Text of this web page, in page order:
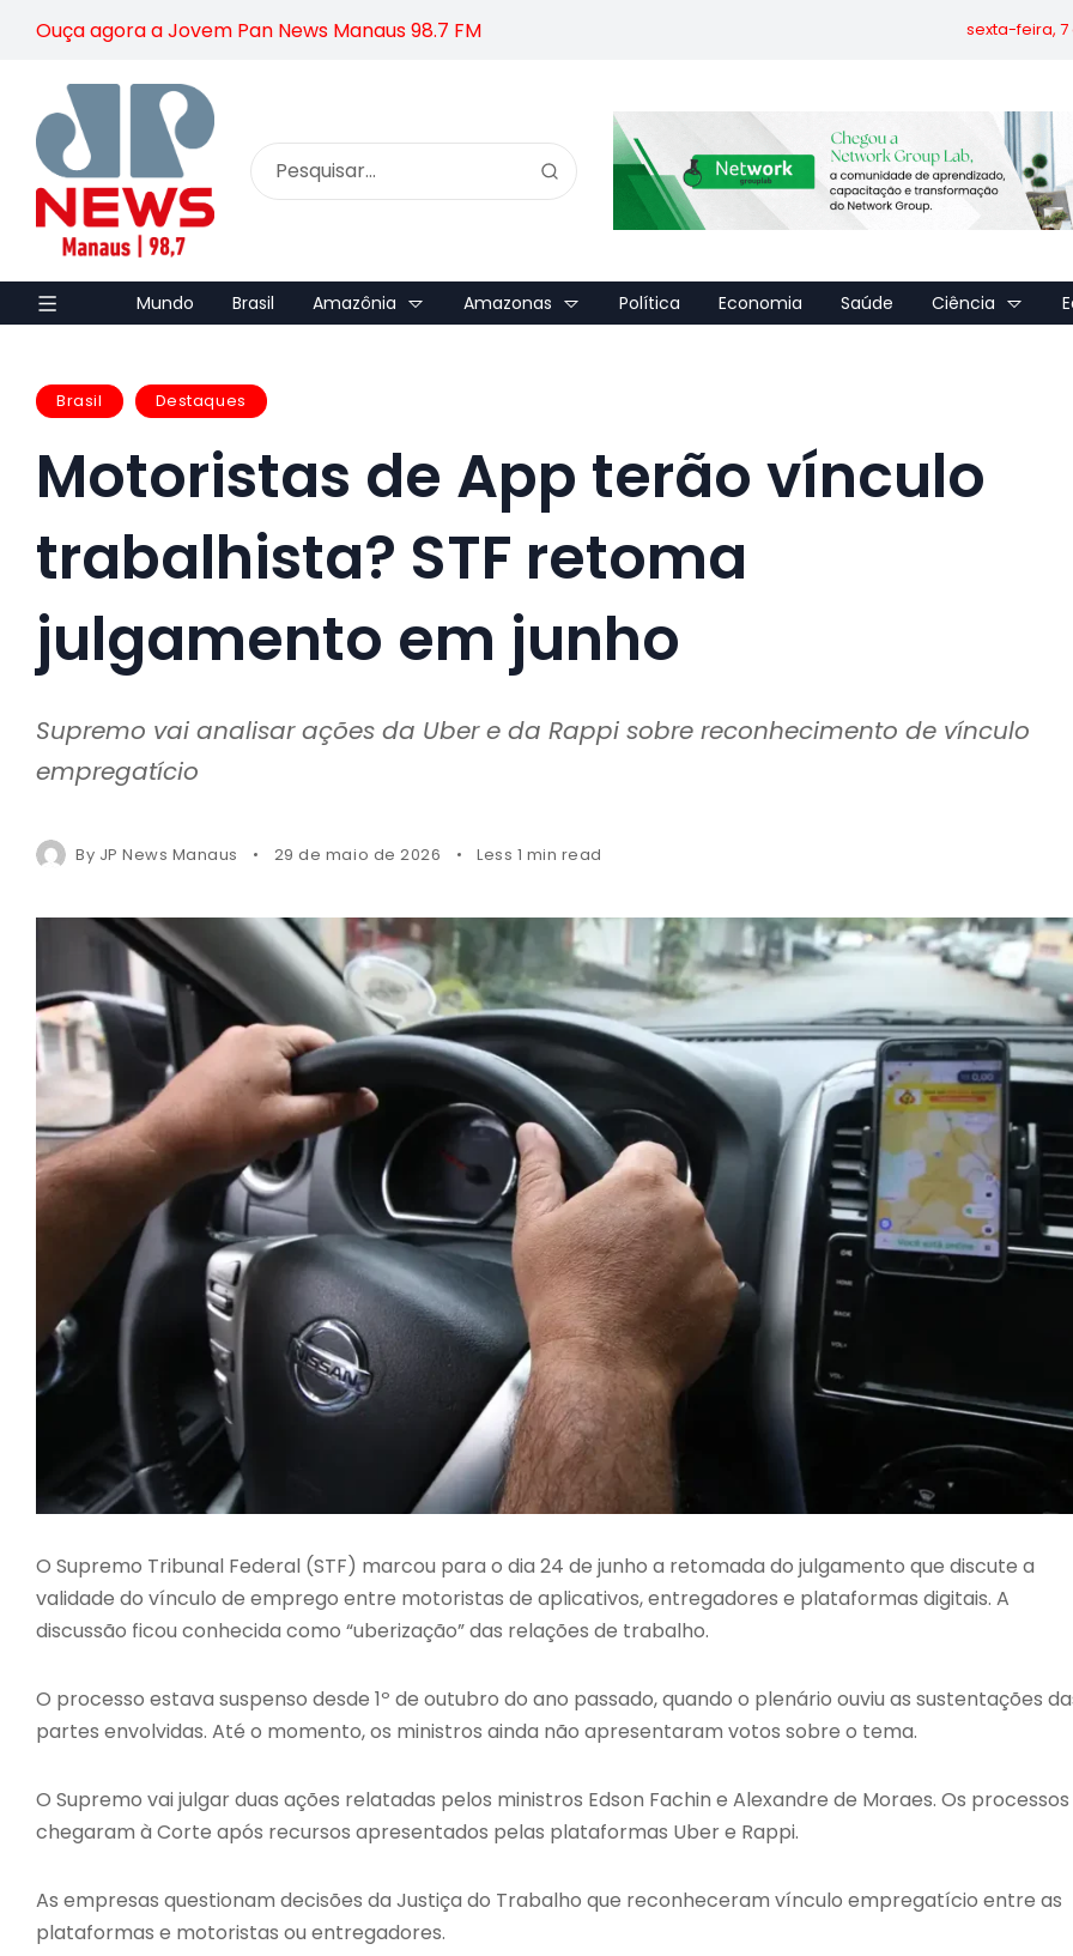
Ouça agora a Jovem Pan News Manaus 98.7 FM sexta-feira, 7
Mundo Brasil Amazônia Amazonas Política Economia Saúde Ciência
Brasil Destaques
Motoristas de App terão vínculo
trabalhista? STF retoma
julgamento em junho
Supremo vai analisar ações da Uber e da Rappi sobre reconhecimento de vínculo
empregatício
By JP News Manaus 29 de maio de 2026 Less 1 min read
O Supremo Tribunal Federal (STF) marcou para o dia 24 de junho a retomada do julgamento que discute a
validade do vínculo de emprego entre motoristas de aplicativos, entregadores e plataformas digitais. A
discussão ficou conhecida como “uberização” das relações de trabalho.
O processo estava suspenso desde 1º de outubro do ano passado, quando o plenário ouviu as sustentações
partes envolvidas. Até o momento, os ministros ainda não apresentaram votos sobre o tema.
O Supremo vai julgar duas ações relatadas pelos ministros Edson Fachin e Alexandre de Moraes. Os processos
chegaram à Corte após recursos apresentados pelas plataformas Uber e Rappi.
As empresas questionam decisões da Justiça do Trabalho que reconheceram vínculo empregatício entre as
plataformas e motoristas ou entregadores.